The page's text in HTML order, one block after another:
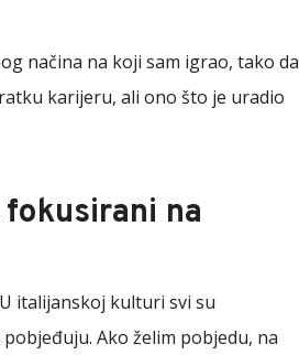
načina na koji sam igrao, tako da
karijeru, ali ono što je uradio
na
italijanskoj kulturi svi su
Ako želim pobjedu, na